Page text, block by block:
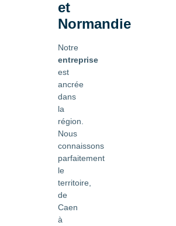
et
Normandie
Notre
entreprise
est
ancrée
dans
la
région.
Nous
connaissons
parfaitement
le
territoire,
de
Caen
à